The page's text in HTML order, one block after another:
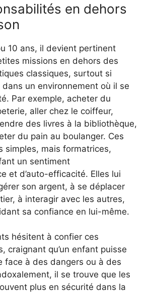
en dehors
10 ans, il devient pertinent
missions en dehors des
classiques, surtout si
dans un environnement où il se
Par exemple, acheter du
aller chez le coiffeur,
des livres à la bibliothèque,
du pain au boulanger. Ces
simples, mais formatrices,
un sentiment
et d’auto-efficacité. Elles lui
son argent, à se déplacer
à interagir avec les autres,
sa confiance en lui-même.
hésitent à confier ces
craignant qu’un enfant puisse
face à des dangers ou à des
il se trouve que les
plus en sécurité dans la